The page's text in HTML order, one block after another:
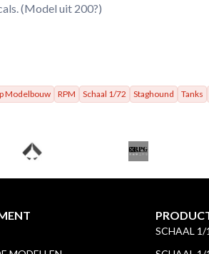
(Model uit 200?)
Modelbouw RPM Schaal 1/72 Staghound Tanks
SCHAAL 1/